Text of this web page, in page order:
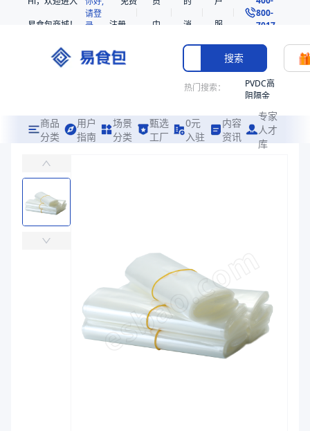
易食包商城！
请登
录
注册
中
消
息
服
务
800-
7017
搜索
热门搜索：
PVDC高
阻隔金
共挤热
收缩袋
热收缩
袋
拉伸膜
商品
分类
用户
指南
场景
分类
甄选
工厂
0元
入驻
内容
资讯
专家
人才
库
易食包（EPAK）专注于PE/PVDC高阻隔共挤热收缩袋PB72包装，提
商品参数
商品品牌
材质 PVDC/PE 厚度50μm
PE、PVDC
50
400、500
700、480